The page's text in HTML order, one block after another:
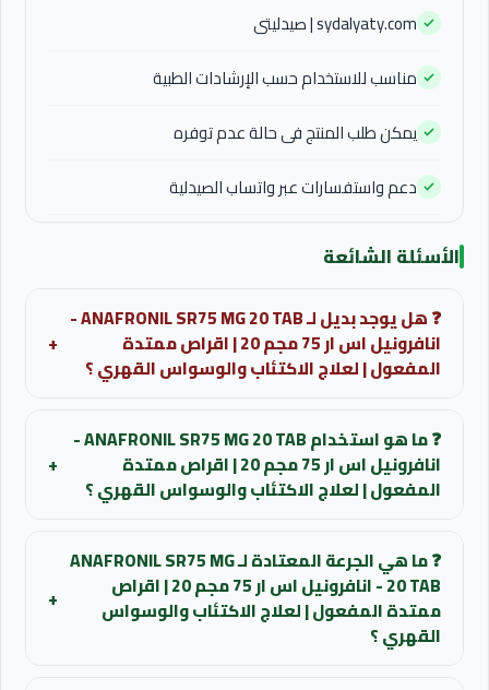
sydalyaty.com | صيدليتى
مناسب للاستخدام حسب الإرشادات الطبية
يمكن طلب المنتج فى حالة عدم توفره
دعم واستفسارات عبر واتساب الصيدلية
الأسئلة الشائعة
❓ هل يوجد بديل لـ ANAFRONIL SR75 MG 20 TAB -
انافرونيل اس ار 75 مجم 20 | اقراص ممتدة
المفعول | لعلاج الاكتئاب والوسواس القهري ؟
+
نفس التأثير العلاجي.
للحصول على ترشيح مناسب لحالتك يمكن التواصل مع الصيدلي
استفسر عن البدائل المتاحة
❓ ما هو استخدام ANAFRONIL SR75 MG 20 TAB -
انافرونيل اس ار 75 مجم 20 | اقراص ممتدة
المفعول | لعلاج الاكتئاب والوسواس القهري ؟
+
السيطرة على اضطراب الوسواس القهري والافكار
والسلوكيات المصاحبة له.
❓ ما هي الجرعة المعتادة لـ ANAFRONIL SR75 MG
20 TAB - انافرونيل اس ار 75 مجم 20 | اقراص
ممتدة المفعول | لعلاج الاكتئاب والوسواس
القهري ؟
+